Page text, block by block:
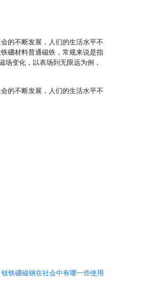
的不断发展，人们的生活水平不
硼材料普通磁铁，常规来说是指
变化，以表场到无限远为例，
的不断发展，人们的生活水平不
铁硼磁钢在社会中有哪一些使用